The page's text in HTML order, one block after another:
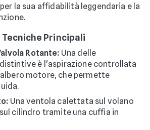
la sua affidabilità leggendaria e la
Principali
Rotante: Una delle
è l'aspirazione controllata
motore, che permette
Una ventola calettata sul volano
cilindro tramite una cuffia in